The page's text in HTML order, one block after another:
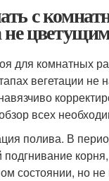
с
не
для комнатных
вегетации не
всех
полива. В
подгнивание
состоянии, но